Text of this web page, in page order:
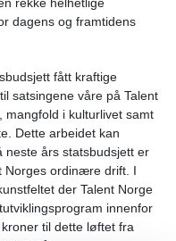
dagens og framtidens
fått kraftige
satsingene våre på Talent
mangfold i kulturlivet samt
Dette arbeidet kan
neste års statsbudsjett er
Norges ordinære drift. I
der Talent Norge
innenfor
til dette løftet fra